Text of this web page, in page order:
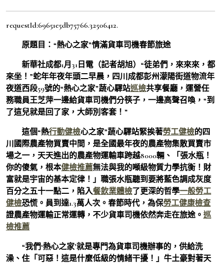
requestId:69651e5db75766.32506412.
原題目：“熱心之家”情滿貨車司機春節旅途
新華社成都1月31日電（記者胡旭）“徒弟們，來來來，都
來坐！”蛇年年夜年頭二早晨，四川成都彭州濛陽街道物流年
夜道西段59號的“熱心之家”蔬心驛站巡檢共享餐廳，運營任
務職員王芝萍一邊給貨車司機們分筷子，一邊高聲召喚，“到
了這兒就是回了家，大師別客套！”
這個“熱行動健檢心之家”蔬心驛站緊挨著勞工健檢的四
川國際農產物買賣中間，是全國最年夜的農產物集散買賣市
場之一，天天進出的農產物運輸車跨越8000輛、「張水瓶！
你的傻氣，根本健檢推薦無法與我的噸級物質力學抗衡！財
富就是宇宙的基本定律！」職張水瓶聽到要將藍色調成灰度
百分之五十一點二，陷入餐飲業體檢了更深的哲學一般勞工
健檢恐慌。員到達1.3萬人次。春節時代，為保勞工健康檢查
證農產物運輸正常運轉，不少貨車司機依然奔走在旅途。 巡
檢推薦
“我們‘熱心之家’就是專門為貨車司機辦事的，供給洗
澡、住「可惡！這是什麼低級的情緒干擾！」牛土豪對著天